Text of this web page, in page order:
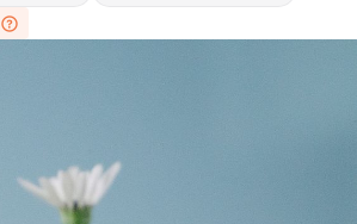
枯れている」「折れている」などの